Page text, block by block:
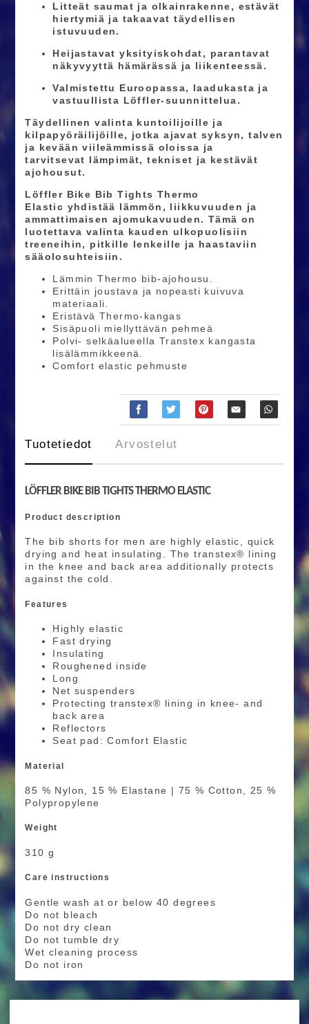
Litteät saumat ja olkainrakenne, estävät
hiertymiä ja takaavat täydellisen
istuvuuden.
Heijastavat yksityiskohdat, parantavat
näkyvyyttä hämärässä ja liikenteessä.
Valmistettu Euroopassa, laadukasta ja
vastuullista Löffler-suunnittelua.
Täydellinen valinta kuntoilijoille ja
kilpapyöräilijöille, jotka ajavatsyksyn, talven
ja kevään viileämmissä oloissa ja
tarvitsevat lämpimät, tekniset ja kestävät
ajohousut.
Löffler Bike Bib Tights Thermo
Elastic yhdistää lämmön, liikkuvuuden ja
ammattimaisen ajomukavuuden. Tämä on
luotettava valinta kauden ulkopuolisiin
treeneihin, pitkille lenkeille ja haastaviin
sääolosuhteisiin .
Lämmin Thermo bib-ajohousu.
Erittäin joustava ja nopeasti kuivuva
materiaali.
Eristävä Thermo-kangas
Sisäpuoli miellyttävän pehmeä
Polvi- selkäalueella Transtex kangasta
lisälämmikkeenä.
Comfort elastic pehmuste
Tuotetiedot Arvostelut
LÖFFLER BIKE BIB TIGHTS THERMO ELASTIC
Product description
The bib shorts for men are highly elastic, quick
drying and heat insulating. The transtex® lining
in the knee and back area additionally protects
against the cold.
Features
Highly elastic
Fast drying
Insulating
Roughened inside
Long
Net suspenders
Protecting transtex® lining in knee- and
back area
Reflectors
Seat pad: Comfort Elastic
Material
85 % Nylon, 15 % Elastane | 75 % Cotton, 25 %
Polypropylene
Weight
310 g
Care instructions
Gentle wash at or below 40 degrees
Do not bleach
Do not dry clean
Do not tumble dry
Wet cleaning process
Do not iron